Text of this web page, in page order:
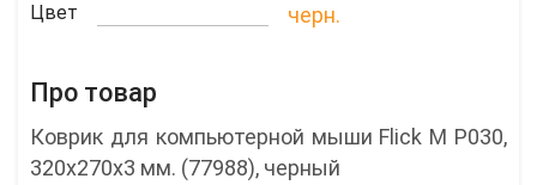
Цвет черн.
Про товар
Коврик для компьютерной мыши Flick M P030,
320х270х3 мм. (77988), черный